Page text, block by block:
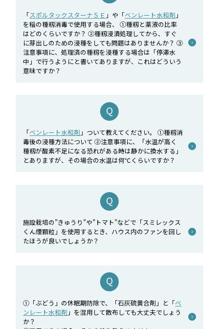
「スポルタックスターナＳＥ 」や「ベンレート水和剤 」
を稲の種籾消毒で使用する場合、 ①種籾と薬液の比率
はどのくらいですか？ ②種籾浸漬処理してから、すぐ
に芽出しのための浸種をしても問題はありませんか？ ③
注意事項に、処理済の種籾を浸種する場合は「停滞水
中」で行うようにと書いてありますが、これはどういう
意味ですか？
「ベンレート水和剤 」ついて教えてください。 ①種籾消
毒後の浸種方法について ②注意事項に、「水温が高く
種籾が酸素不足になる恐れがある時は静かに換水する」
とありますが、その場合の水温は何℃くらいですか？
施設栽培の”きゅうり”や”トマト”などで「スミレックス
くん煙顆粒」を使用するとき、ハウス内のファンを回し
たほうが良いでしょうか？
①「ぶどう」の休眠期防除で、「石灰硫黄合剤」と「ベ
ンレート水和剤 」を混用して散布しても大丈夫でしょう
か？